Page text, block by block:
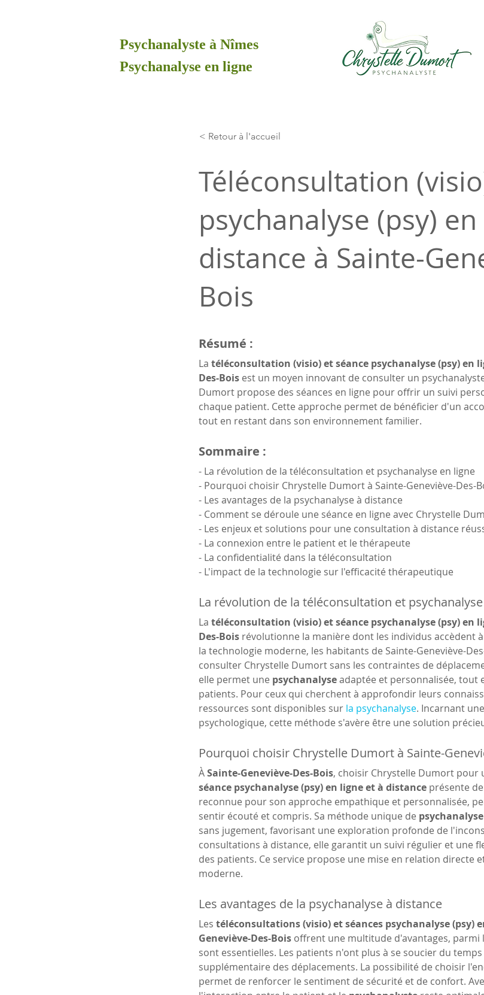
Psychanalyste à Nîmes
Psychanalyse en ligne
< Retour à l'accueil
Téléconsultation
psychanalyse (psy)
distance à Sainte-
Bois
Résumé :
La téléconsultation (visio) et séance psychanalyse (psy) en
Des-Bois est un moyen innovant de consulter un
Dumort propose des séances en ligne pour offrir un suivi
chaque patient. Cette approche permet de bénéficier d'un
tout en restant dans son environnement familier.
Sommaire :
- La révolution de la téléconsultation et psychanalyse en ligne
- Pourquoi choisir Chrystelle Dumort à Sainte-Geneviève-Des-
- Les avantages de la psychanalyse à distance
- Comment se déroule une séance en ligne avec Chrystelle
- Les enjeux et solutions pour une consultation à distance
- La connexion entre le patient et le thérapeute
- La confidentialité dans la téléconsultation
- L'impact de la technologie sur l'efficacité thérapeutique
La révolution de la téléconsultation et
La téléconsultation (visio) et séance psychanalyse (psy) en
Des-Bois révolutionne la manière dont les individus accèdent
la technologie moderne, les habitants de Sainte-Geneviève-
consulter Chrystelle Dumort sans les contraintes de
elle permet une psychanalyse adaptée et personnalisée, tout
patients. Pour ceux qui cherchent à approfondir leurs
ressources sont disponibles sur la psychanalyse. Incarnant
psychologique, cette méthode s'avère être une solution
Pourquoi choisir Chrystelle Dumort à Sainte-
À Sainte-Geneviève-Des-Bois, choisir Chrystelle Dumort pour
séance psychanalyse (psy) en ligne et à distance présente
reconnue pour son approche empathique et personnalisée,
sentir écouté et compris. Sa méthode unique de psychanalyse
sans jugement, favorisant une exploration profonde de
consultations à distance, elle garantit un suivi régulier et une
des patients. Ce service propose une mise en relation directe
moderne.
Les avantages de la psychanalyse à distance
Les téléconsultations (visio) et séances psychanalyse (psy)
Geneviève-Des-Bois offrent une multitude d'avantages,
sont essentielles. Les patients n'ont plus à se soucier du
supplémentaire des déplacements. La possibilité de choisir
permet de renforcer le sentiment de sécurité et de confort.